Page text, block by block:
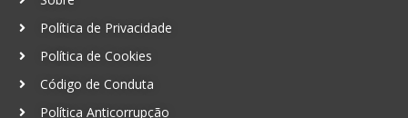
Política de Privacidade
Política de Cookies
Código de Conduta
Política Anticorrupção